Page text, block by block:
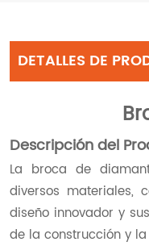
DETALLES DE
Descripción del
La broca de
diversos materiales,
diseño innovador y
de la construcción y